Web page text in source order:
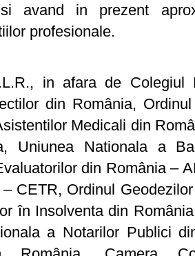
avand in prezent
profesionale.
in afara de Colegiul
din România,
Medicali din
Uniunea Nationala a
din România –
CETR, Ordinul
în Insolventa din
a Notarilor Publici